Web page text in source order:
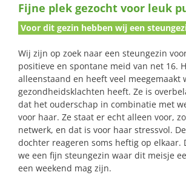
naar:
Fijne plek gezocht voor leuk
Voor dit gezin hebben wij een
Wij zijn op zoek naar een steungezin
positieve en spontane meid van net 16.
alleenstaand en heeft veel meegemaakt
gezondheidsklachten heeft. Ze is
dat het ouderschap in combinatie met
voor haar. Ze staat er echt alleen voor,
netwerk, en dat is voor haar stressvol.
dochter reageren soms heftig op elkaar.
we een fijn steungezin waar dit meisje
een weekend mag zijn.